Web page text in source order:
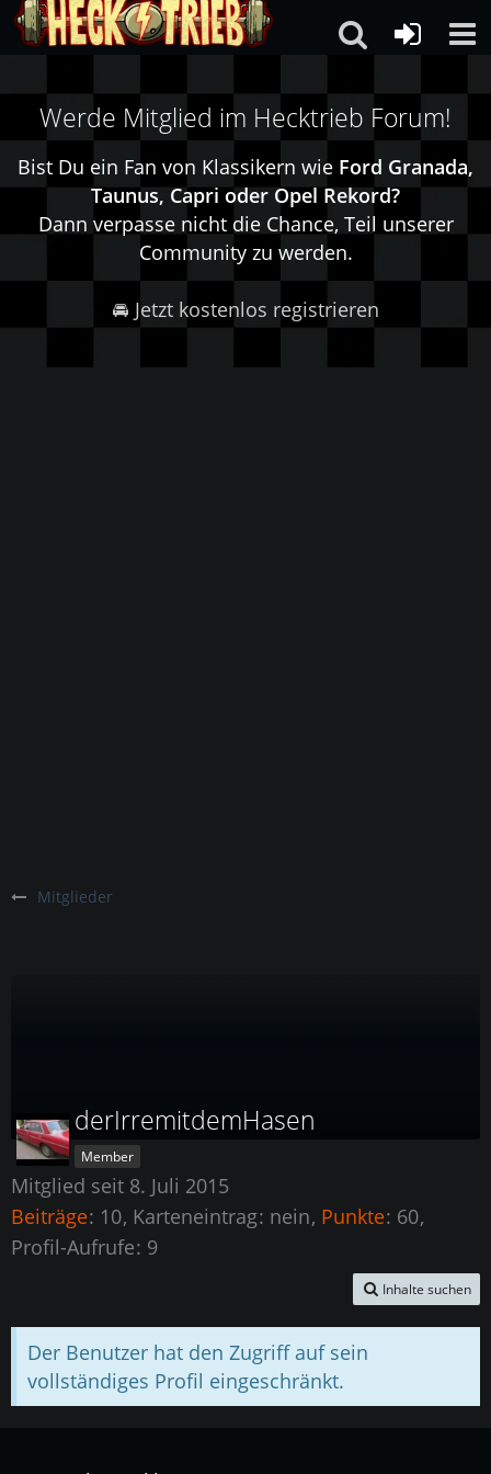
Werde Mitglied im Hecktrieb Forum!
Bist Du ein Fan von Klassikern wie Ford Granada,
Taunus, Capri oder Opel Rekord?
Dann verpasse nicht die Chance, Teil unserer
Community zu werden.
🚘 Jetzt kostenlos registrieren
Mitglieder
derIrremitdemHasen
Member
Mitglied seit 8. Juli 2015
Beiträge 10 Karteneintrag nein Punkte 60
Profil-Aufrufe 9
Inhalte suchen
Der Benutzer hat den Zugriff auf sein
vollständiges Profil eingeschränkt.